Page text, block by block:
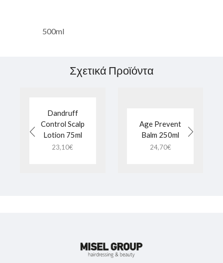
500ml
Σχετικά Προϊόντα
Dandruff
Control Scalp
Lotion 75ml
23,10€
Age Prevent
Balm 250ml
24,70€